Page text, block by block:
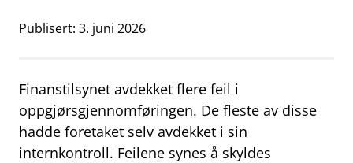
mail_outlineKontakt oss
work_outlineJobb hos oss
Publisert: 3. juni 2026
Finanstilsynet avdekket flere feil i
oppgjørsgjennomføringen. De fleste av disse
hadde foretaket selv avdekket i sin
internkontroll. Feilene synes å skyldes